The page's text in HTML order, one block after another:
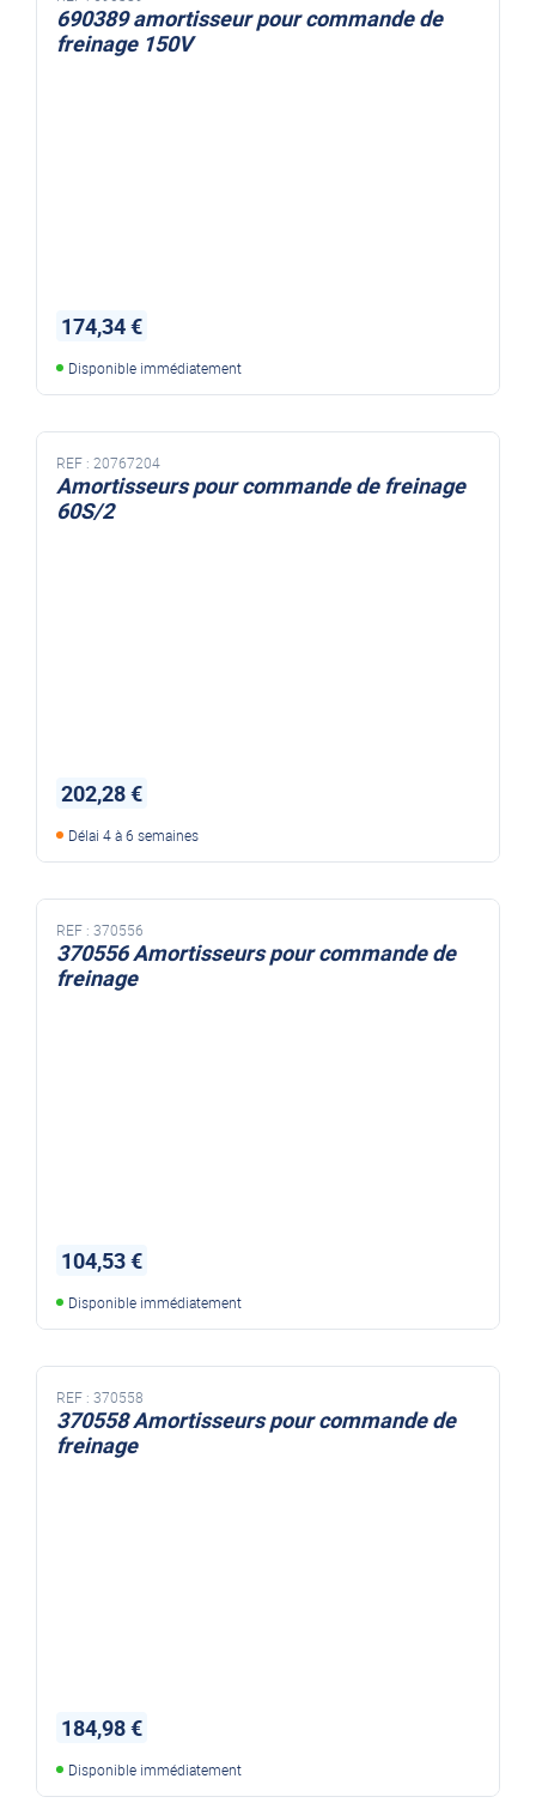
690389 amortisseur pour commande de
freinage 150V
174,34 €
Disponible immédiatement
REF : 20767204
Amortisseurs pour commande de freinage
60S/2
202,28 €
Délai 4 à 6 semaines
REF : 370556
370556 Amortisseurs pour commande de
freinage
104,53 €
Disponible immédiatement
REF : 370558
370558 Amortisseurs pour commande de
freinage
184,98 €
Disponible immédiatement